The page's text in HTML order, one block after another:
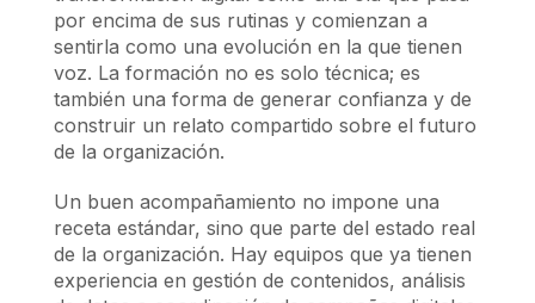
por encima de sus rutinas y comienzan a
sentirla como una evolución en la que tienen
voz. La formación no es solo técnica; es
también una forma de generar confianza y de
construir un relato compartido sobre el futuro
de la organización.
Un buen acompañamiento no impone una
receta estándar, sino que parte del estado real
de la organización. Hay equipos que ya tienen
experiencia en gestión de contenidos, análisis